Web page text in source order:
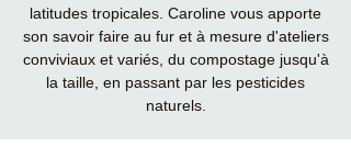
latitudes tropicales. Caroline vous apporte
son savoir faire au fur et à mesure d'ateliers
conviviaux et variés, du compostage jusqu'à
la taille, en passant par les pesticides
naturels.